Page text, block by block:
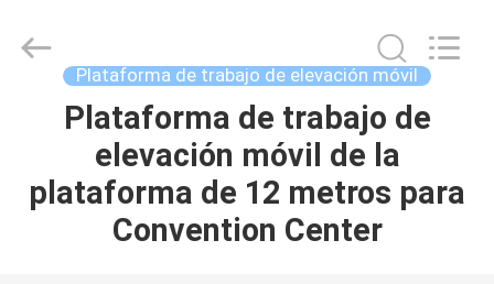
HOGAR
PRODUCTOS
MACHINERY
Plataforma de trabajo de elevación móvil
Plataforma de trabajo de
elevación móvil de la
plataforma de 12 metros para
Convention Center